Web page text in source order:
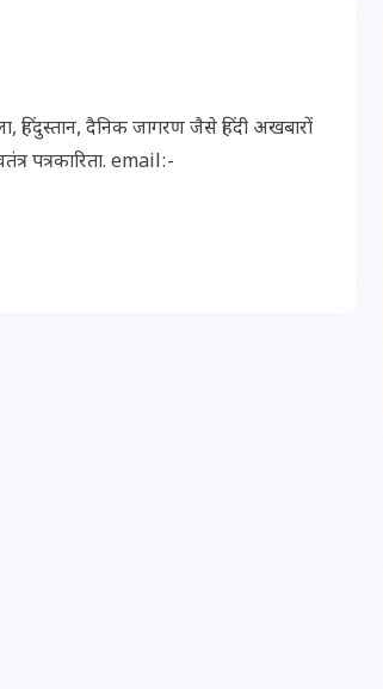
दैनिक जागरण जैसे हिंदी अखबारों
पत्रकारिता. email:-